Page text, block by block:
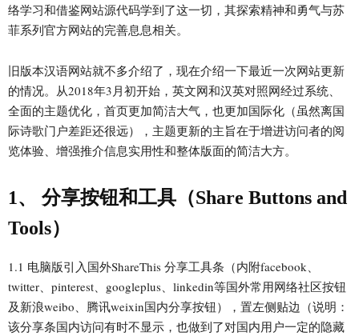
络学习和借鉴网站源代码学到了这一切，其探索精神和勇气与苏
菲系列官方网站的完善息息相关。
旧版本汉语网站就不多介绍了，现在介绍一下最近一次网站更新
的情况。从2018年3月初开始，英文网和汉英对照网经过系统、
全面的主题优化，首页更加简洁大气，也更加国际化（虽然离国
际诗歌门户差距还很远），主题更新的主旨在于增进访问者的阅
览体验、增强推介信息实用性和整体版面的简洁大方。
1、 分享按钮和工具（Share Buttons and
Tools）
1.1 电脑版引入国外ShareThis 分享工具条（内附facebook、
twitter、pinterest、googleplus、linkedin等国外常用网络社区按钮
及新浪weibo、腾讯weixin国内分享按钮），置左侧贴边（说明：
该分享条国内访问有时不显示，也做到了对国内用户一定的隐藏